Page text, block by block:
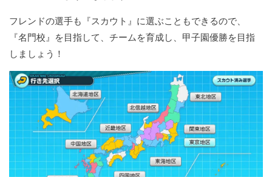
フレンドの選手も『スカウト』に選ぶこともできるので、
『名門校』を目指して、チームを育成し、甲子園優勝を目指
しましょう！